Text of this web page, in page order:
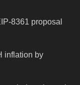
8361 proposal
inflation by